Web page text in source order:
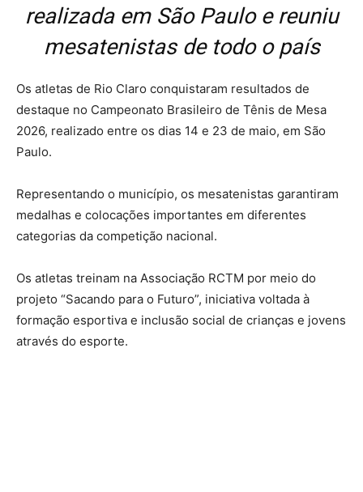
realizada em São Paulo e reuniu
mesatenistas de todo o país
Os atletas de Rio Claro conquistaram resultados de
destaque no Campeonato Brasileiro de Tênis de Mesa
2026, realizado entre os dias 14 e 23 de maio, em São
Paulo.
Representando o município, os mesatenistas garantiram
medalhas e colocações importantes em diferentes
categorias da competição nacional.
Os atletas treinam na Associação RCTM por meio do
projeto “Sacando para o Futuro”, iniciativa voltada à
formação esportiva e inclusão social de crianças e jovens
através do esporte.